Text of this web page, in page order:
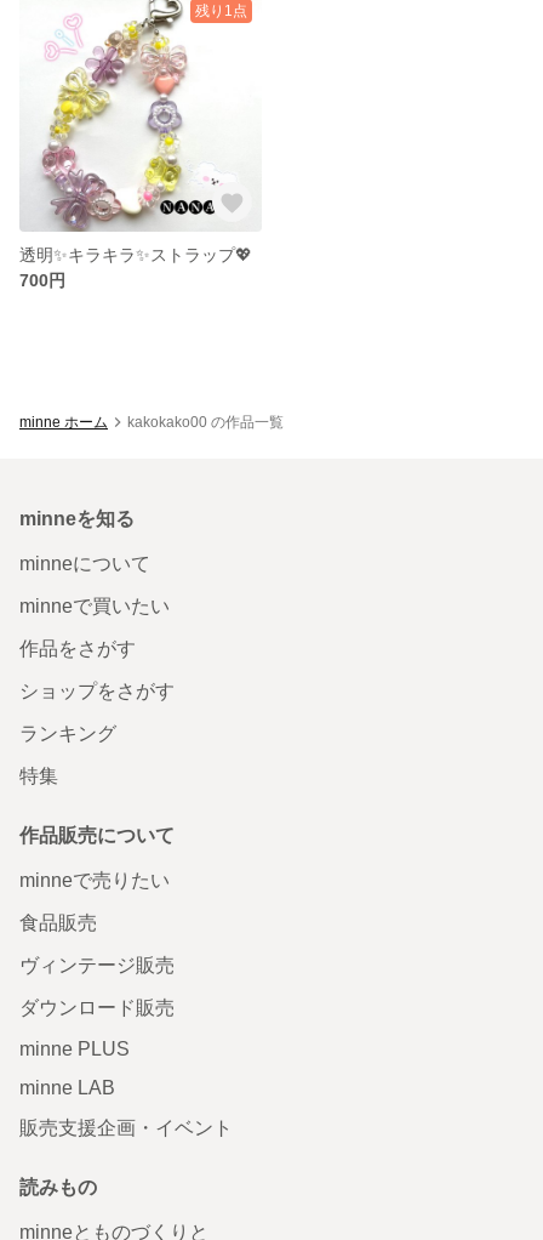
残り1点
透明✨キラキラ✨ストラップ💖
700円
minne ホーム kakokako00 の作品一覧
minneを知る
minneについて
minneで買いたい
作品をさがす
ショップをさがす
ランキング
特集
作品販売について
minneで売りたい
食品販売
ヴィンテージ販売
ダウンロード販売
minne PLUS
minne LAB
販売支援企画・イベント
読みもの
minneとものづくりと